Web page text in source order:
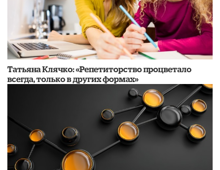
​Татьяна Клячко: «Репетиторство процветало
всегда, только в других формах»